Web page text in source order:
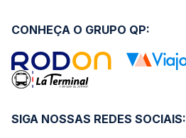
SIGA NOSSAS REDES SOCIAIS:
CONHEÇA O GRUPO QP: